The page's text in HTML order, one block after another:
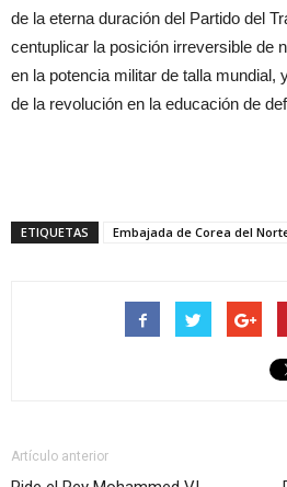
de la eterna duración del Partido del
centuplicar la posición irreversible de
en la potencia militar de talla mundial,
de la revolución en la educación de
ETIQUETAS Embajada de Corea del
Artículo anterior